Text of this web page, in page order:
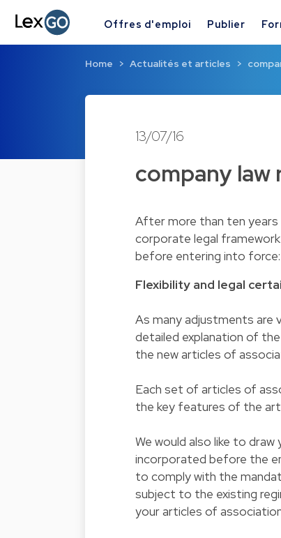
Offres d'emploi Publier
Home Actualités et articles
13/07/16
company law
After more than ten
corporate legal
before entering into
Flexibility and legal
As many adjustments are
detailed explanation of
the new articles of
Each set of articles of
the key features of the
We would also like to
incorporated before the
to comply with the
subject to the existing
your articles of